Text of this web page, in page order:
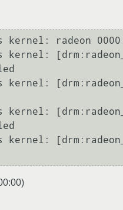
kernel: radeon
kernel:
kernel:
kernel:
kernel:
)